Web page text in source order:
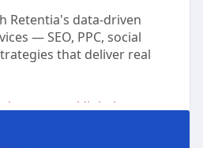
Retentia's data-driven
— SEO, PPC, social
that deliver real
digital-